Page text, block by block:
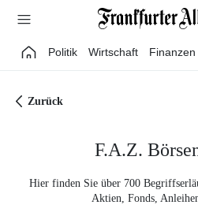
Direkt zum Hauptinhalt
Politik Wirtschaft Finanzen
Zurück
F.A.Z.
Hier finden Sie über 700
Aktien, Fonds,